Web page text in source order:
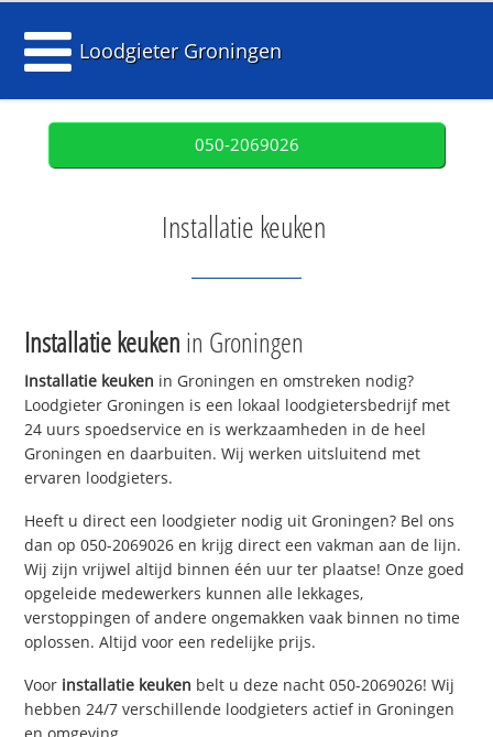
Loodgieter Groningen
050-2069026
Installatie keuken
Installatie keuken in Groningen
Installatie keuken in Groningen en omstreken nodig?
Loodgieter Groningen is een lokaal loodgietersbedrijf met
24 uurs spoedservice en is werkzaamheden in de heel
Groningen en daarbuiten. Wij werken uitsluitend met
ervaren loodgieters.
Heeft u direct een loodgieter nodig uit Groningen? Bel ons
dan op 050-2069026 en krijg direct een vakman aan de lijn.
Wij zijn vrijwel altijd binnen één uur ter plaatse! Onze goed
opgeleide medewerkers kunnen alle lekkages,
verstoppingen of andere ongemakken vaak binnen no time
oplossen. Altijd voor een redelijke prijs.
Voor installatie keuken belt u deze nacht 050-2069026! Wij
hebben 24/7 verschillende loodgieters actief in Groningen